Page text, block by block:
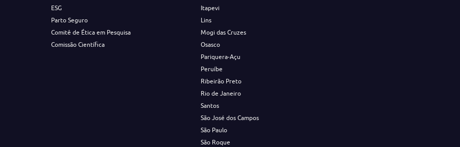
ESG
Parto Seguro
Comitê de Ética em Pesquisa
Comissão Científica
Itapevi
Lins
Mogi das Cruzes
Osasco
Pariquera-Açu
Peruíbe
Ribeirão Preto
Rio de Janeiro
Santos
São José dos Campos
São Paulo
São Roque